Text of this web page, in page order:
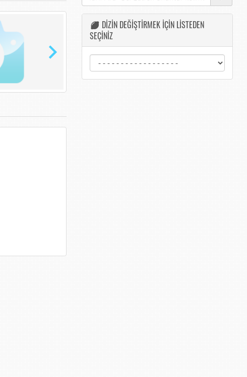
DİZİN DEĞİŞTİRMEK İÇİN LİSTEDEN
SEÇİNİZ